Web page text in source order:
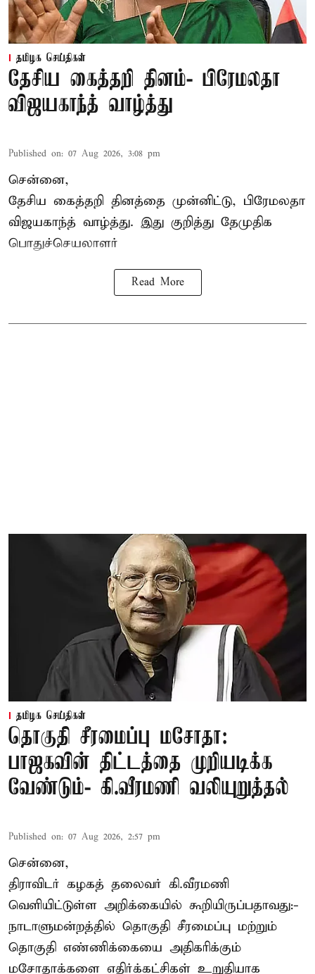
தமிழக செய்திகள்
தேசிய கைத்தறி தினம்- பிரேமலதா
விஜயகாந்த் வாழ்த்து
Published on: 07 Aug 2026, 3:08 pm
சென்னை,
தேசிய கைத்தறி தினத்தை முன்னிட்டு, பிரேமலதா
விஜயகாந்த் வாழ்த்து. இது குறித்து தேமுதிக
பொதுச்செயலாளர்
Read More
தமிழக செய்திகள்
தொகுதி சீரமைப்பு மசோதா:
பாஜகவின் திட்டத்தை முறியடிக்க
வேண்டும்- கி.வீரமணி வலியுறுத்தல்
Published on: 07 Aug 2026, 2:57 pm
சென்னை,
திராவிடர் கழகத் தலைவர் கி.வீரமணி
வெளியிட்டுள்ள அறிக்கையில் கூறியிருப்பதாவது:-
நாடாளுமன்றத்தில் தொகுதி சீரமைப்பு மற்றும்
தொகுதி எண்ணிக்கையை அதிகரிக்கும்
மசோதாக்களை எதிர்க்கட்சிகள் உறுதியாக